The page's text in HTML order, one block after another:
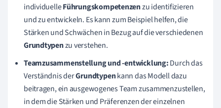
individuelleFührungskompetenzenzu identifizieren
und zu entwickeln. Es kann zum Beispiel helfen, die
Stärken und Schwächen in Bezug auf die verschiedenen
Grundtypenzu verstehen.
Teamzusammenstellung und -entwicklung:Durch das
Verständnis derGrundtypenkann das Modell dazu
beitragen, ein ausgewogenes Team zusammenzustellen,
in dem die Stärken und Präferenzen der einzelnen